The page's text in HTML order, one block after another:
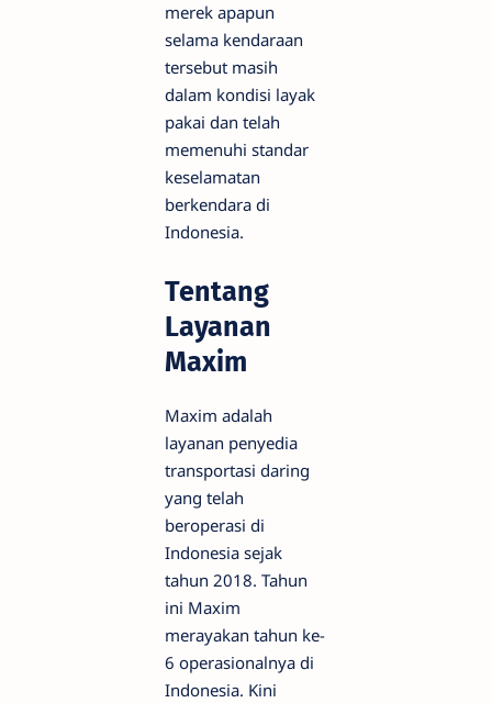
merek apapun
selama kendaraan
tersebut masih
dalam kondisi layak
pakai dan telah
memenuhi standar
keselamatan
berkendara di
Indonesia.
Tentang
Layanan
Maxim
Maxim adalah
layanan penyedia
transportasi daring
yang telah
beroperasi di
Indonesia sejak
tahun 2018. Tahun
ini Maxim
merayakan tahun ke-
6 operasionalnya di
Indonesia. Kini